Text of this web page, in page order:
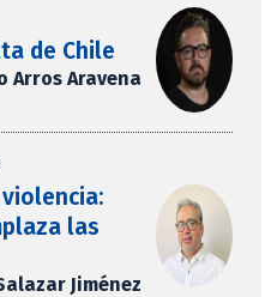
de Chile
Arros Aravena
las
Jiménez